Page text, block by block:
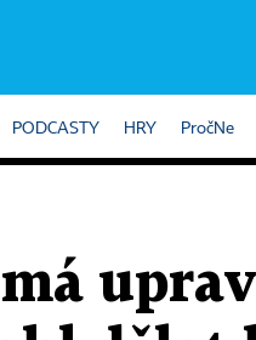
PODCASTY HRY PročNe